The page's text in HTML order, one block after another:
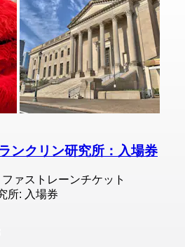
ンクリン研究所：入場券
ァストレーンチケット
所: 入場券